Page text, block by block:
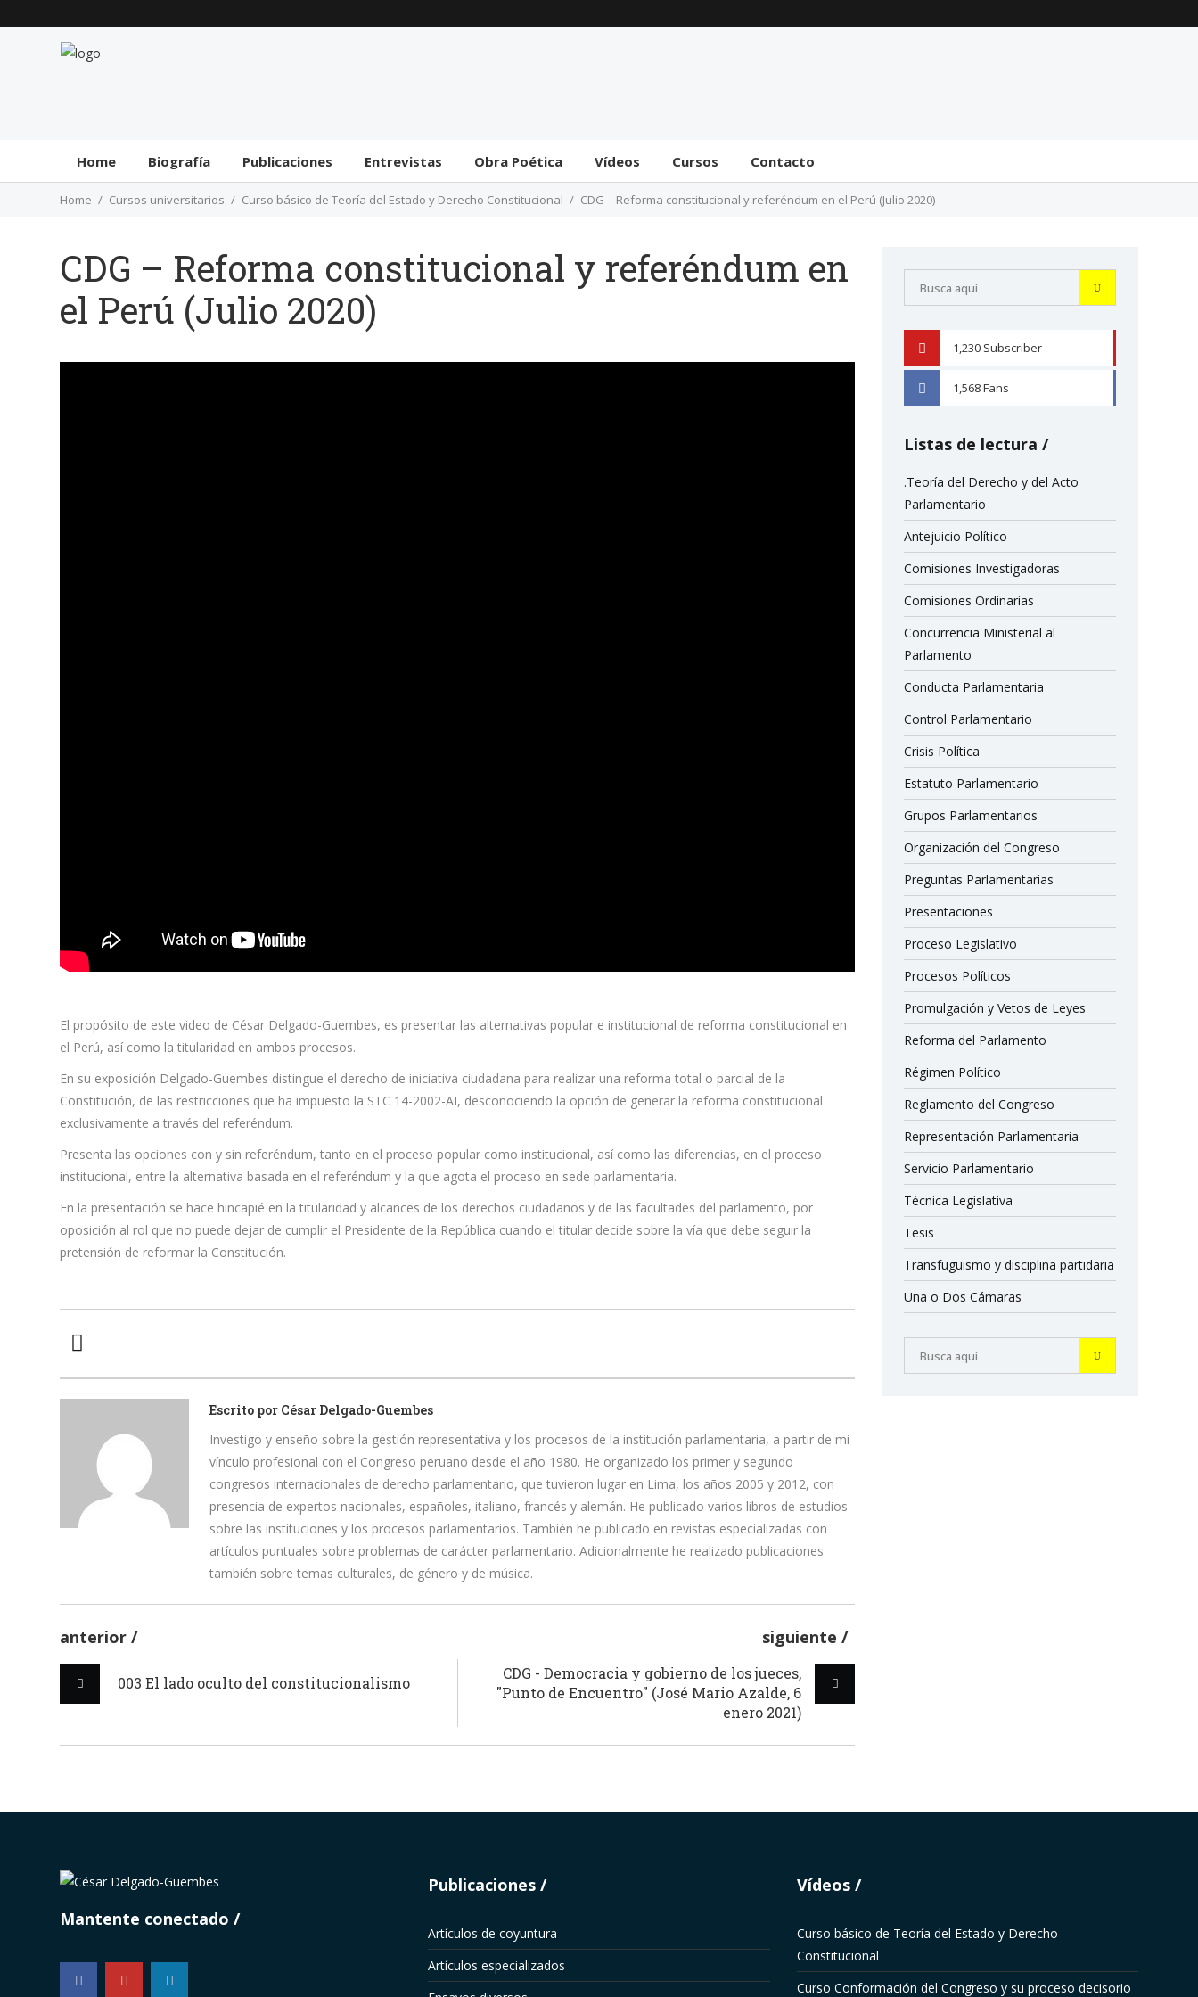
Home Biografía Publicaciones Entrevistas Obra Poética Vídeos Cursos Contacto
Home Cursos universitarios Curso básico de Teoría del Estado y Derecho Constitucional CDG – Reforma constitucional y referéndum en el Perú (Julio 2020)
CDG – Reforma constitucional y referéndum en
el Perú (Julio 2020)
El propósito de este video de César Delgado-Guembes, es presentar las alternativas popular e institucional de reforma constitucional en
el Perú, así como la titularidad en ambos procesos.
En su exposición Delgado-Guembes distingue el derecho de iniciativa ciudadana para realizar una reforma total o parcial de la
Constitución, de las restricciones que ha impuesto la STC 14-2002-AI, desconociendo la opción de generar la reforma constitucional
exclusivamente a través del referéndum.
Presenta las opciones con y sin referéndum, tanto en el proceso popular como institucional, así como las diferencias, en el proceso
institucional, entre la alternativa basada en el referéndum y la que agota el proceso en sede parlamentaria.
En la presentación se hace hincapié en la titularidad y alcances de los derechos ciudadanos y de las facultades del parlamento, por
oposición al rol que no puede dejar de cumplir el Presidente de la República cuando el titular decide sobre la vía que debe seguir la
pretensión de reformar la Constitución.
Escrito por César Delgado-Guembes
Investigo y enseño sobre la gestión representativa y los procesos de la institución parlamentaria, a partir de mi
vínculo profesional con el Congreso peruano desde el año 1980. He organizado los primer y segundo
congresos internacionales de derecho parlamentario, que tuvieron lugar en Lima, los años 2005 y 2012, con
presencia de expertos nacionales, españoles, italiano, francés y alemán. He publicado varios libros de estudios
sobre las instituciones y los procesos parlamentarios. También he publicado en revistas especializadas con
artículos puntuales sobre problemas de carácter parlamentario. Adicionalmente he realizado publicaciones
también sobre temas culturales, de género y de música.
anterior siguiente
003 El lado oculto del constitucionalismo
CDG - Democracia y gobierno de los jueces,
"Punto de Encuentro" (José Mario Azalde, 6
enero 2021)
1,230 Subscriber
1,568Fans
Listas de lectura
.Teoría del Derecho y del Acto
Parlamentario
Antejuicio Político
Comisiones Investigadoras
Comisiones Ordinarias
Concurrencia Ministerial al
Parlamento
Conducta Parlamentaria
Control Parlamentario
Crisis Política
Estatuto Parlamentario
Grupos Parlamentarios
Organización del Congreso
Preguntas Parlamentarias
Presentaciones
Proceso Legislativo
Procesos Políticos
Promulgación y Vetos de Leyes
Reforma del Parlamento
Régimen Político
Reglamento del Congreso
Representación Parlamentaria
Servicio Parlamentario
Técnica Legislativa
Tesis
Transfuguismo y disciplina partidaria
Una o Dos Cámaras
Mantente conectado
...
Publicaciones
Artículos de coyuntura
Artículos especializados
Vídeos
Curso básico de Teoría del Estado y Derecho
Constitucional
Curso Conformación del Congreso y su proceso decisorio